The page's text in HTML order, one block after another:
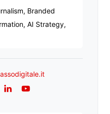
Branded
AI Strategy,
LinkedInYouTube